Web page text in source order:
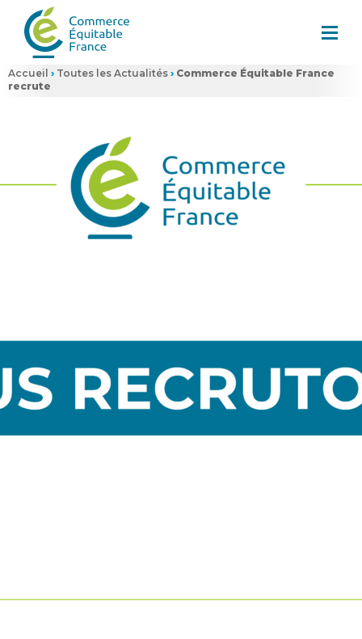
Accueil › Toutes les Actualités › Commerce Équitable France
recrute